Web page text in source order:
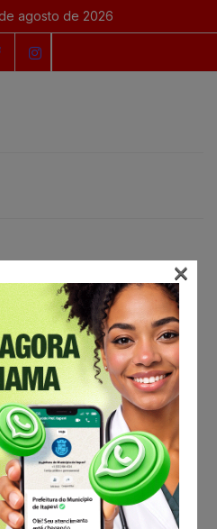
agosto de 2026
×